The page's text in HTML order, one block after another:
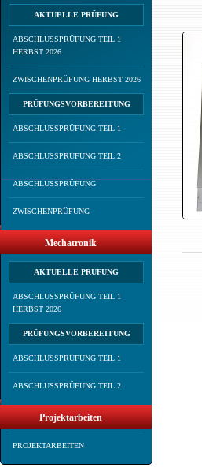
AKTUELLE PRÜFUNG
ABSCHLUSSPRÜFUNG TEIL 1
HERBST 2026
ZWISCHENPRÜFUNG HERBST 2026
PRÜFUNGSVORBEREITUNG
ABSCHLUSSPRÜFUNG TEIL 1
ABSCHLUSSPRÜFUNG TEIL 2
ABSCHLUSSPRÜFUNG
ZWISCHENPRÜFUNG
Mechatronik
AKTUELLE PRÜFUNG
ABSCHLUSSPRÜFUNG TEIL 1
HERBST 2026
PRÜFUNGSVORBEREITUNG
ABSCHLUSSPRÜFUNG TEIL 1
ABSCHLUSSPRÜFUNG TEIL 2
Projektarbeiten
PROJEKTARBEITEN